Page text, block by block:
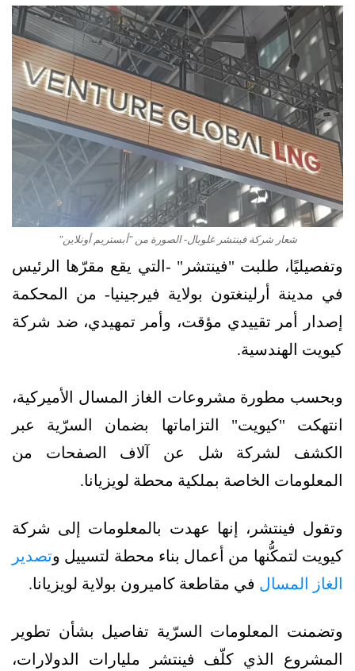
شعار شركة فينتشر غلوبال- الصورة من "أبستريم أونلاين"
وتفصيليًا، طلبت "فينتشر" -التي يقع مقرّها الرئيس
في مدينة أرلينغتون بولاية فيرجينيا- من المحكمة
إصدار أمر تقييدي مؤقت، وأمر تمهيدي، ضد شركة
كيويت الهندسية.
وبحسب مطورة مشروعات الغاز المسال الأميركية،
انتهكت "كيويت" التزاماتها بضمان السرّية عبر
الكشف لشركة شل عن آلاف الصفحات من
المعلومات الخاصة بملكية محطة لويزيانا.
وتقول فينتشر، إنها عهدت بالمعلومات إلى شركة
كيويت لتمكُّنها من أعمال بناء محطة لتسييل وتصدير
الغاز المسال في مقاطعة كاميرون بولاية لويزيانا.
وتضمنت المعلومات السرّية تفاصيل بشأن تطوير
المشروع الذي كلّف فينتشر مليارات الدولارات،